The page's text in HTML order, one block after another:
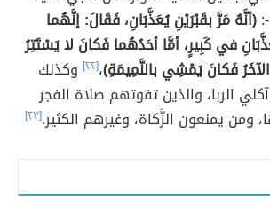
:(أنَّهُ مَرَّ بقَبْرَيْنِ يُعَذَّبَانِ، فَقَالَ: إنَّهُما
في كَبِيرٍ، أمَّا أحَدُهُما فَكانَ لا يَسْتَتِرُ
فَكانَ يَمْشِي بالنَّمِيمَةِ)،[٢٢]
وكذلك
الربا، والذين تفوتهم صلاة الفجر
ومن يمنعون الزَّكاة، وغيرهم الكثير.[٢٣]